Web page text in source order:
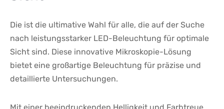
Die ist die ultimative Wahl für alle, die auf der Suche
nach leistungsstarker LED-Beleuchtung für optimale
Sicht sind. Diese innovative Mikroskopie-Lösung
bietet eine großartige Beleuchtung für präzise und
detaillierte Untersuchungen.